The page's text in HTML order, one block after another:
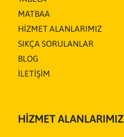
MATBAA
HİZMET ALANLARIMIZ
SIKÇA SORULANLAR
BLOG
İLETİŞİM
HİZMET ALANLARIMIZ